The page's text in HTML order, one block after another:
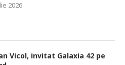
2026
Vicol, invitat Galaxia 42 pe